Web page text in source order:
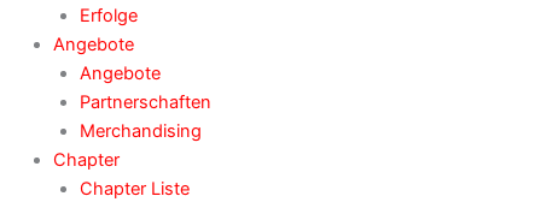
Erfolge
Angebote
Angebote
Partnerschaften
Merchandising
Chapter
Chapter Liste